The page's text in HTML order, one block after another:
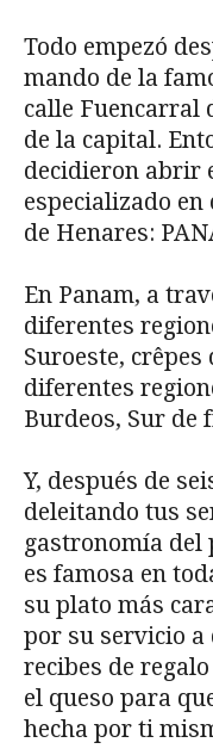
Todo empezó
mando de la
calle Fuencarral
de la capital.
decidieron abrir
especializado en
de Henares:
En Panam, a
diferentes
Suroeste, crêpes
diferentes
Burdeos, Sur
Y, después de
deleitando tus
gastronomía del
es famosa en
su plato más
por su servicio a
recibes de
el queso para
hecha por ti